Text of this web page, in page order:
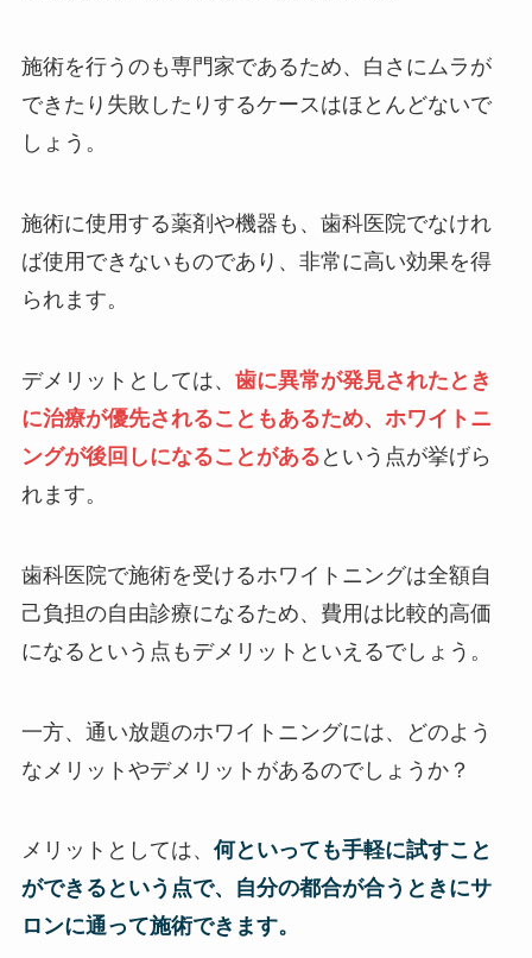
施術を行うのも専門家であるため、白さにムラが
できたり失敗したりするケースはほとんどないで
しょう。
施術に使用する薬剤や機器も、歯科医院でなけれ
ば使用できないものであり、非常に高い効果を得
られます。
デメリットとしては、 歯に異常が発見されたとき
に治療が優先されることもあるため、ホワイトニ
ングが後回しになることがある という点が挙げら
れます。
歯科医院で施術を受けるホワイトニングは全額自
己負担の自由診療になるため、費用は比較的高価
になるという点もデメリットといえるでしょう。
一方、通い放題のホワイトニングには、どのよう
なメリットやデメリットがあるのでしょうか？
メリットとしては、 何といっても手軽に試すこと
ができるという点で、自分の都合が合うときにサ
ロンに通って施術できます。